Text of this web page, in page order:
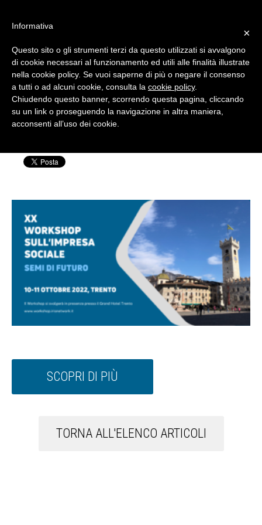
#WIS22
Home
Forum 2023
wis22-01
Scritto da: Silvia Rensi | Pubblicato il: 27 Luglio
SCOPRI DI PIÙ
TORNA ALL'ELENCO ARTICOLI
×
Informativa
Questo sito o gli strumenti terzi da questo utilizzati si avvalgono
di cookie necessari al funzionamento ed utili alle finalità illustrate
nella cookie policy. Se vuoi saperne di più o negare il consenso
a tutti o ad alcuni cookie, consulta la cookie policy.
Chiudendo questo banner, scorrendo questa pagina, cliccando
su un link o proseguendo la navigazione in altra maniera,
acconsenti all’uso dei cookie.